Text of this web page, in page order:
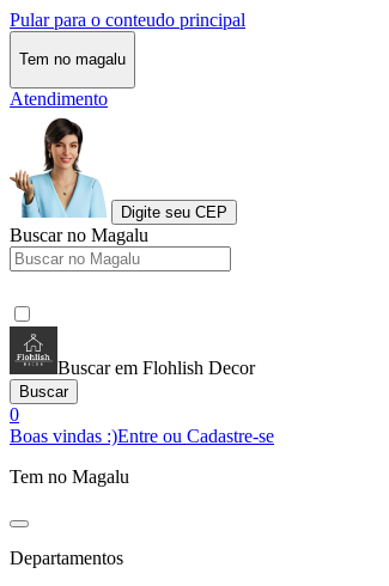
Pular para o conteudo principal
Tem no magalu
Atendimento
Digite seu CEP
Buscar no Magalu
Buscar em Flohlish Decor
Buscar
0
Boas vindas :)Entre ou Cadastre-se
Tem no Magalu
Departamentos